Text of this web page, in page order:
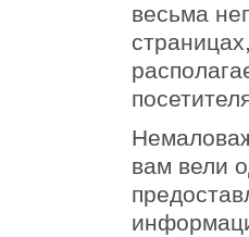
весьма
вам вели